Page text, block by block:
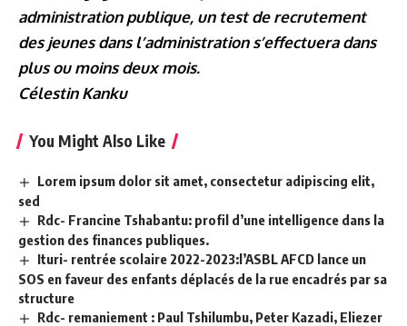
administration publique, un test de recrutement
des jeunes dans l’administration s’effectuera dans
plus ou moins deux mois.
Célestin Kanku
You Might Also Like
Lorem ipsum dolor sit amet, consectetur adipiscing elit,
sed
Rdc- Francine Tshabantu: profil d’une intelligence dans la
gestion des finances publiques.
Ituri- rentrée scolaire 2022-2023:l’ASBL AFCD lance un
SOS en faveur des enfants déplacés de la rue encadrés par sa
structure
Rdc- remaniement : Paul Tshilumbu, Peter Kazadi, Eliezer